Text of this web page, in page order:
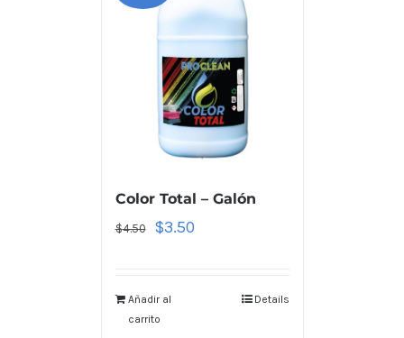
Color Total – Galón
$4.50 $3.50
Añadir al
carrito
Details